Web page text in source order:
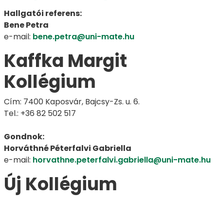
Hallgatói referens:
Bene Petra
e-mail: bene.petra@uni-mate.hu
Kaffka Margit
Kollégium
Cím: 7400 Kaposvár, Bajcsy-Zs. u. 6.
Tel.: +36 82 502 517
Gondnok:
Horváthné Péterfalvi Gabriella
e-mail: horvathne.peterfalvi.gabriella@uni-mate.hu
Új Kollégium